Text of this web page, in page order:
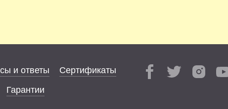
и ответы
Сертификаты
Гарантии